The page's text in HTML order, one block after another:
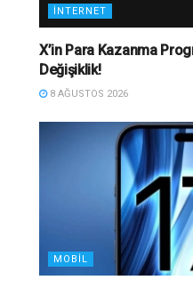
İNTERNET
X’in Para Kazanma
Değişiklik!
8 AĞUSTOS 2026
MOBIL